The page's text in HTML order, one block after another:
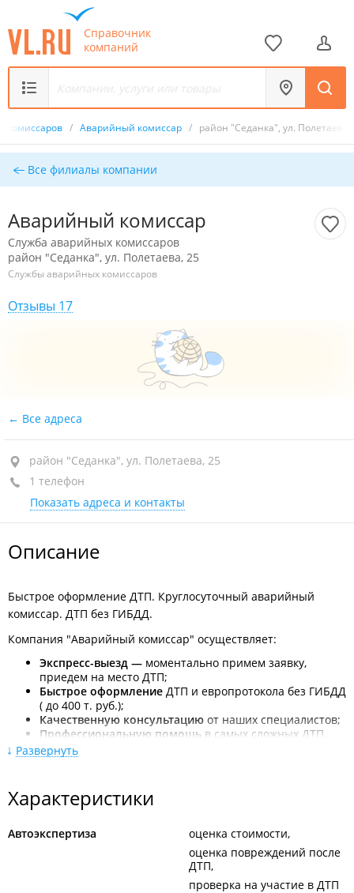
Справочник
компаний
комиссаров / Аварийный комиссар / район "Седанка", ул. Полетаева,
Все филиалы компании
Аварийный комиссар
Служба аварийных комиссаров
район "Седанка", ул. Полетаева, 25
Службы аварийных комиссаров
Отзывы 17
Все адреса
район "Седанка", ул. Полетаева, 25
1 телефон
Показать адреса и контакты
Описание
Быстрое оформление ДТП. Круглосуточный аварийный
комиссар. ДТП без ГИБДД.
Компания "Аварийный комиссар" осуществляет:
Экспресс-выезд — моментально примем заявку,
приедем на место ДТП;
Быстрое оформление ДТП и европротокола без ГИБДД
( до 400 т. руб.);
Качественную консультацию от наших специалистов;
Профессиональную помощь в самых сложных ДТП.
А также аварийные комиссары:
нет;
окажут помощь, в т. ч. в ДТП с пострадавшими;
имущество, причинен вред жизни или здоровью в
Возьмутся даже за ДТП с дорожными повреждениями: ямы,
Развернуть
Характеристики
Автоэкспертиза
оценка стоимости
оценка повреждений после
ДТП
проверка на участие в ДТП